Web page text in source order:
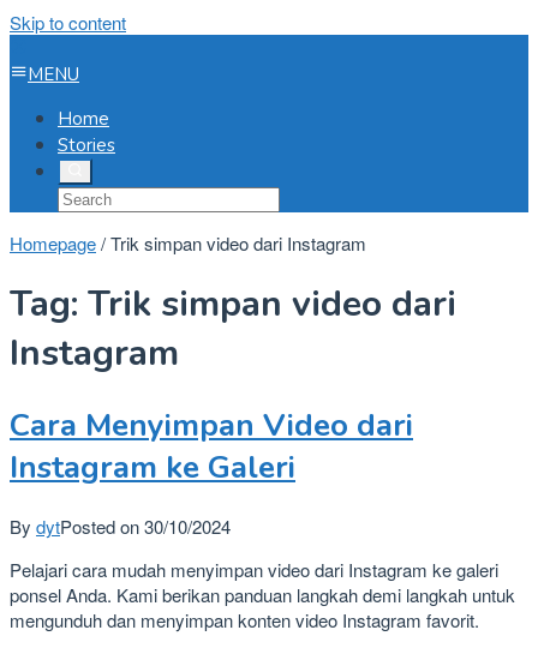
Skip to content
MENU
Home
Stories
Homepage/Trik simpan video dari Instagram
Tag: Trik simpan video dari
Instagram
Cara Menyimpan Video dari
Instagram ke Galeri
By dytPosted on30/10/2024
Pelajari cara mudah menyimpan video dari Instagram ke galeri
ponsel Anda. Kami berikan panduan langkah demi langkah untuk
mengunduh dan menyimpan konten video Instagram favorit.